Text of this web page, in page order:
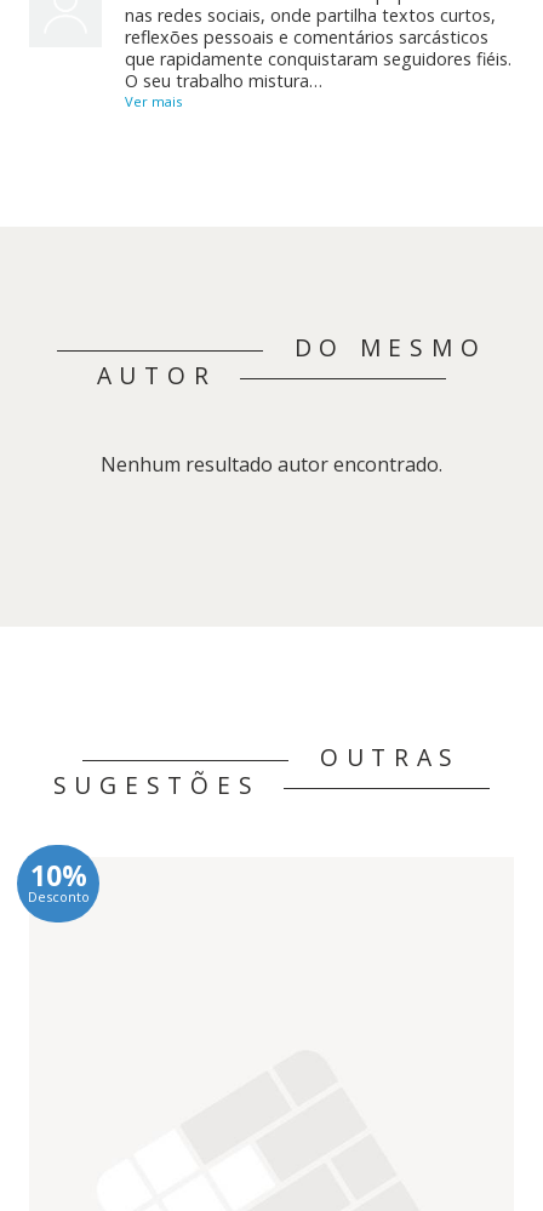
nas redes sociais, onde partilha textos curtos,
reflexões pessoais e comentários sarcásticos
que rapidamente conquistaram seguidores fiéis.
O seu trabalho mistura…
Ver mais
DO MESMO
AUTOR
Nenhum resultado autor encontrado.
OUTRAS
SUGESTÕES
10%
Desconto